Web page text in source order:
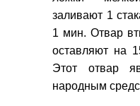
заливают 1
1 мин. Отвар
оставляют на
Этот отвар
народным